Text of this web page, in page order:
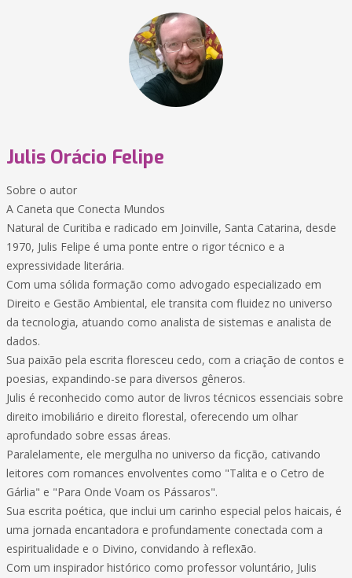
Julis Orácio Felipe
Sobre o autor
A Caneta que Conecta Mundos
Natural de Curitiba e radicado em Joinville, Santa Catarina, desde
1970, Julis Felipe é uma ponte entre o rigor técnico e a
expressividade literária.
Com uma sólida formação como advogado especializado em
Direito e Gestão Ambiental, ele transita com fluidez no universo
da tecnologia, atuando como analista de sistemas e analista de
dados.
Sua paixão pela escrita floresceu cedo, com a criação de contos e
poesias, expandindo-se para diversos gêneros.
Julis é reconhecido como autor de livros técnicos essenciais sobre
direito imobiliário e direito florestal, oferecendo um olhar
aprofundado sobre essas áreas.
Paralelamente, ele mergulha no universo da ficção, cativando
leitores com romances envolventes como "Talita e o Cetro de
Gárlia" e "Para Onde Voam os Pássaros".
Sua escrita poética, que inclui um carinho especial pelos haicais, é
uma jornada encantadora e profundamente conectada com a
espiritualidade e o Divino, convidando à reflexão.
Com um inspirador histórico como professor voluntário, Julis